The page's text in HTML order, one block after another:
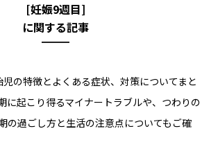
[妊娠9週目]
に関する記事
の特徴とよくある症状、対策についてまと
に起こり得るマイナートラブルや、つわりの
の過ごし方と生活の注意点についてもご確